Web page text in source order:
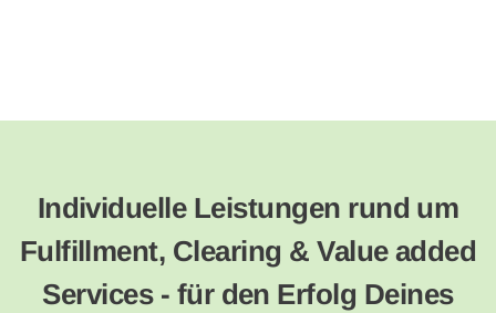
Individuelle Leistungen rund um
Fulfillment, Clearing & Value added
Services - für den Erfolg Deines